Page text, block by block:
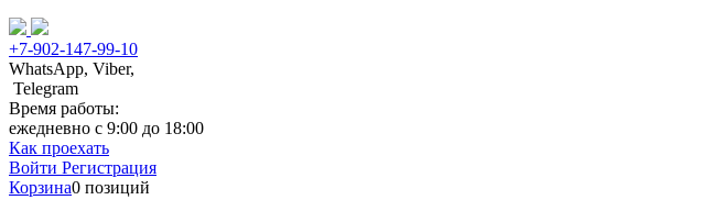
+7-902-147-99-10
WhatsApp, Viber,
Telegram
Время работы:
ежедневно с 9:00 до 18:00
Как проехать
Войти Регистрация
Корзина0 позиций